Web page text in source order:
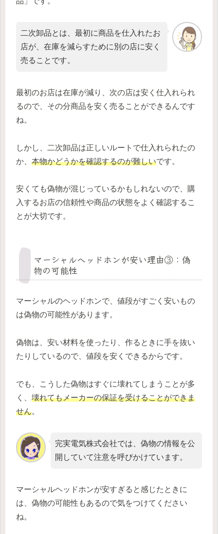
二次卸品とは、最初に商品を仕入れたお
店が、在庫を減らすために別の店に安く
売ることです。
最初のお店は在庫が減り、次の店は安く仕入れられ
るので、その分商品を安く売ることができるんです
ね。
しかし、二次卸品は正しいルートで仕入れられたの
か、 本物かどうかを確認するのが難しいです。
安くても偽物が混じっているかもしれないので、購
入するお店の信頼性や商品の状態をよく確認するこ
とが大切です。
マーシャルヘッドホンが安い理由③：偽
物の可能性
マーシャルのヘッドホンで、値段がすごく安いもの
は偽物の可能性があります。
偽物は、安い材料を使ったり、作るときに手を抜い
たりしているので、値段を安くできるからです。
でも、こうした偽物はすぐに壊れてしまうことが多
く、 壊れてもメーカーの保証を受けることができま
せん。
完実電気株式会社では、偽物の情報を公
開していて注意を呼びかけています。
マーシャルヘッドホンが安すぎると感じたときに
は、偽物の可能性もあるので気をつけてください
ね。